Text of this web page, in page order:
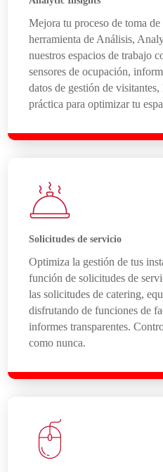
Mejora tu proceso de toma
herramienta de Análisis,
nuestros espacios de trabajo
sensores de ocupación,
datos de gestión de
práctica para optimizar tu
Solicitudes de servicio
Optimiza la gestión de tus
función de solicitudes de
las solicitudes de catering,
disfrutando de funciones de
informes transparentes.
como nunca.